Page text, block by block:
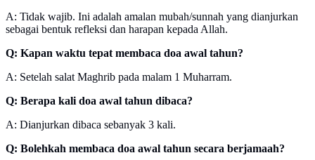
A: Tidak wajib. Ini adalah amalan mubah/sunnah yang dianjurkan
sebagai bentuk refleksi dan harapan kepada Allah.
Q: Kapan waktu tepat membaca doa awal tahun?
A: Setelah salat Maghrib pada malam 1 Muharram.
Q: Berapa kali doa awal tahun dibaca?
A: Dianjurkan dibaca sebanyak 3 kali.
Q: Bolehkah membaca doa awal tahun secara berjamaah?